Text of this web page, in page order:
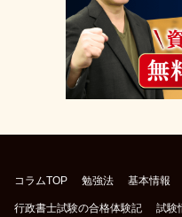
コラムTOP 勉強法 基本情報
行政書士試験の合格体験記 試験